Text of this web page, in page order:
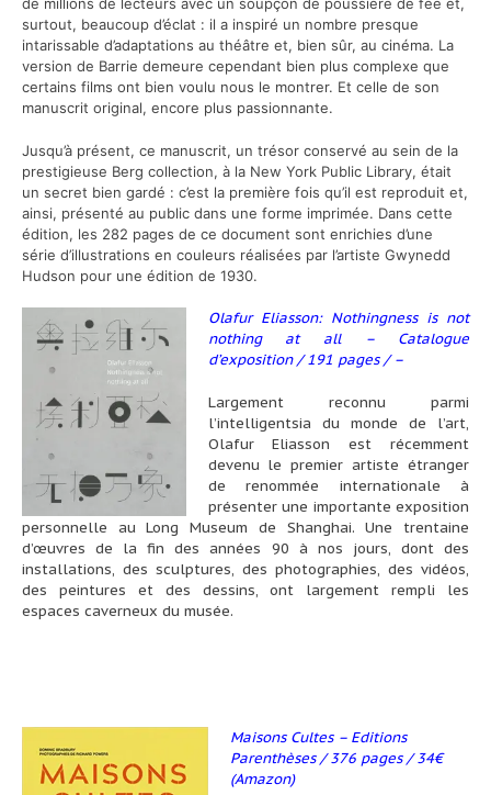
surtout, beaucoup d’éclat : il a inspiré un nombre presque
intarissable d’adaptations au théâtre et, bien sûr, au cinéma. La
version de Barrie demeure cependant bien plus complexe que
certains films ont bien voulu nous le montrer. Et celle de son
manuscrit original, encore plus passionnante.
Jusqu’à présent, ce manuscrit, un trésor conservé au sein de la
prestigieuse Berg collection, à la New York Public Library, était
un secret bien gardé : c’est la première fois qu’il est reproduit et,
ainsi, présenté au public dans une forme imprimée. Dans cette
édition, les 282 pages de ce document sont enrichies d’une
série d’illustrations en couleurs réalisées par l’artiste Gwynedd
Hudson pour une édition de 1930.
Olafur Eliasson: Nothingness is not
nothing at all – Catalogue
d’exposition / 191 pages / –
Largement reconnu parmi
l’intelligentsia du monde de l’art,
Olafur Eliasson est récemment
devenu le premier artiste étranger
de renommée internationale à
présenter une importante exposition
personnelle au Long Museum de Shanghai. Une trentaine
d’œuvres de la fin des années 90 à nos jours, dont des
installations, des sculptures, des photographies, des vidéos,
des peintures et des dessins, ont largement rempli les
espaces caverneux du musée.
Maisons Cultes – Editions
Parenthèses / 376 pages / 34€
(Amazon)